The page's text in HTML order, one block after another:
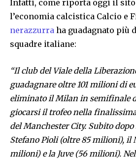
Infatti, come riporta oggi il
l’economia calcistica Calcio e
nerazzurra ha guadagnato più
squadre italiane:
“Il club del Viale della
guadagnare oltre 101 milioni di
eliminato il Milan in semifinale
giocarsi il trofeo nella
del Manchester City. Subito
Stefano Pioli (oltre 85 milioni), il
milioni) e la Juve (56 milioni).